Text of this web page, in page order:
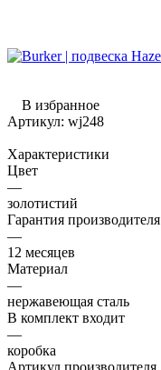
В избранное
Артикул: wj248
Характеристики
Цвет
—
золотистий
Гарантия производителя
—
12 месяцев
Материал
—
нержавеющая сталь
В комплект входит
—
коробка